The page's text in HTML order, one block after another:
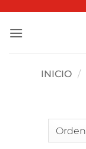
contenido
INICIO /